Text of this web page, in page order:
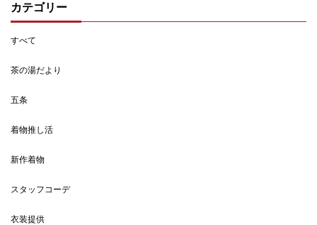
カテゴリー
すべて
茶の湯だより
五条
着物推し活
新作着物
スタッフコーデ
衣装提供